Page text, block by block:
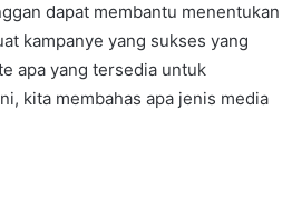
dapat membantu menentukan
kampanye yang sukses yang
apa yang tersedia untuk
kita membahas apa jenis media